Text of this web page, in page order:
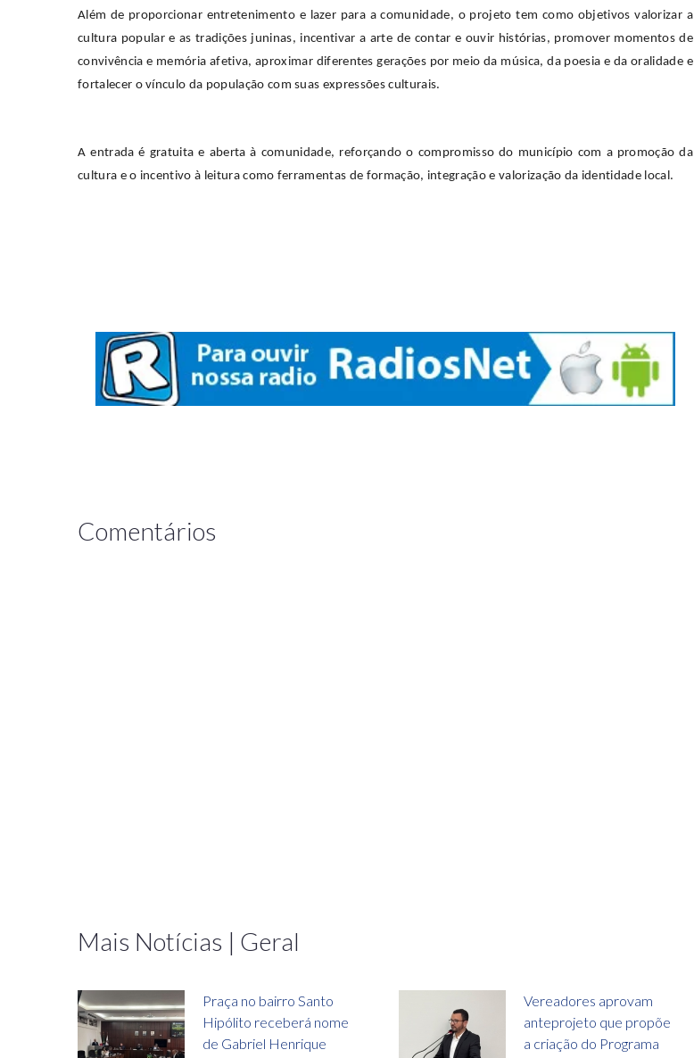
Além de proporcionar entretenimento e lazer para a comunidade, o projeto tem como objetivos valorizar a
cultura popular e as tradições juninas, incentivar a arte de contar e ouvir histórias, promover momentos de
convivência e memória afetiva, aproximar diferentes gerações por meio da música, da poesia e da oralidade e
fortalecer o vínculo da população com suas expressões culturais.
A entrada é gratuita e aberta à comunidade, reforçando o compromisso do município com a promoção da
cultura e o incentivo à leitura como ferramentas de formação, integração e valorização da identidade local.
Comentários
Mais Notícias | Geral
Praça no bairro Santo
Hipólito receberá nome
de Gabriel Henrique
Vereadores aprovam
anteprojeto que propõe
a criação do Programa